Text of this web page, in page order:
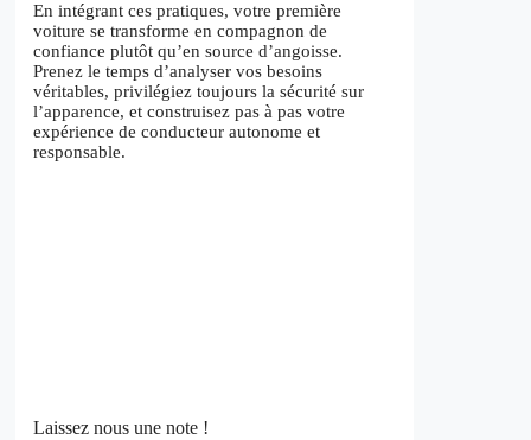
En intégrant ces pratiques, votre première
voiture se transforme en compagnon de
confiance plutôt qu’en source d’angoisse.
Prenez le temps d’analyser vos besoins
véritables, privilégiez toujours la sécurité sur
l’apparence, et construisez pas à pas votre
expérience de conducteur autonome et
responsable.
Laissez nous une note !